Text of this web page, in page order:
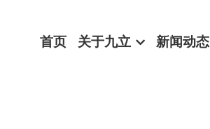
首页 关于九立 新闻动态